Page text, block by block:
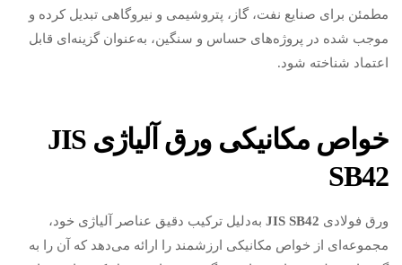
مطمئن برای صنایع نفت، گاز، پتروشیمی و نیروگاهی تبدیل کرده و
موجب شده در پروژه‌های حساس و سنگین، به‌عنوان گزینه‌ای قابل
اعتماد شناخته شود.
خواص مکانیکی ورق آلیاژی JIS
SB42
ورق فولادی JIS SB42 به‌دلیل ترکیب دقیق عناصر آلیاژی خود،
مجموعه‌ای از خواص مکانیکی ارزشمند را ارائه می‌دهد که آن را به